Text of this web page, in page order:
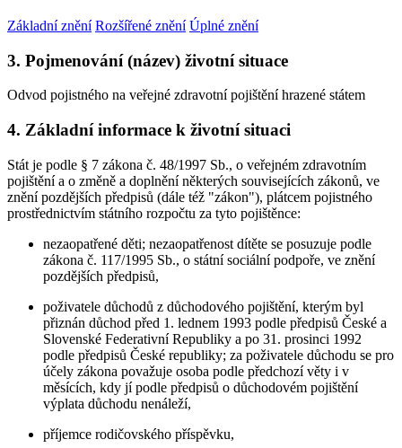
Základní znění Rozšířené znění Úplné znění
3. Pojmenování (název) životní situace
Odvod pojistného na veřejné zdravotní pojištění hrazené státem
4. Základní informace k životní situaci
Stát je podle § 7 zákona č. 48/1997 Sb., o veřejném zdravotním
pojištění a o změně a doplnění některých souvisejících zákonů, ve
znění pozdějších předpisů (dále též "zákon"), plátcem pojistného
prostřednictvím státního rozpočtu za tyto pojištěnce:
nezaopatřené děti; nezaopatřenost dítěte se posuzuje podle
zákona č. 117/1995 Sb., o státní sociální podpoře, ve znění
pozdějších předpisů,
poživatele důchodů z důchodového pojištění, kterým byl
přiznán důchod před 1. lednem 1993 podle předpisů České a
Slovenské Federativní Republiky a po 31. prosinci 1992
podle předpisů České republiky; za poživatele důchodu se pro
účely zákona považuje osoba podle předchozí věty i v
měsících, kdy jí podle předpisů o důchodovém pojištění
výplata důchodu nenáleží,
příjemce rodičovského příspěvku,